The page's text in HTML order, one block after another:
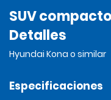
SUV compacto
Detalles
Hyundai Kona o similar
Especificaciones